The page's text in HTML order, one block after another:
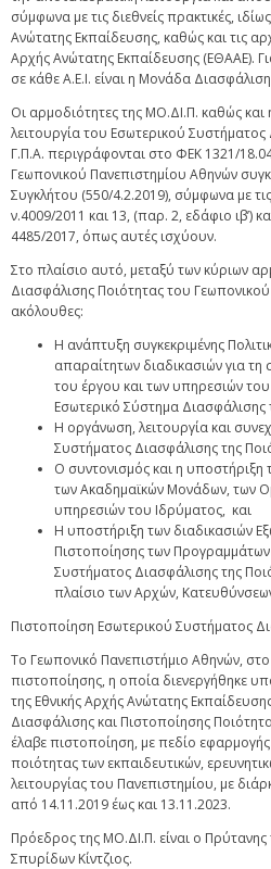
σύμφωνα με τις διεθνείς πρακτικές,
Ανώτατης Εκπαίδευσης, καθώς και τις
Αρχής Ανώτατης Εκπαίδευσης (ΕΘΑΑΕ).
σε κάθε Α.Ε.Ι. είναι η Μονάδα
Οι αρμοδιότητες της ΜΟ.ΔΙ.Π. καθώς
λειτουργία του Εσωτερικού
Γ.Π.Α. περιγράφονται στο ΦΕΚ 1321/
Γεωπονικού Πανεπιστημίου Αθηνών
Συγκλήτου (550/4.2.2019), σύμφωνα με
ν.4009/2011 και 13, (παρ. 2, εδάφιο ιβ’)
4485/2017, όπως αυτές ισχύουν.
Στο πλαίσιο αυτό, μεταξύ των κύριων
Διασφάλισης Ποιότητας του
ακόλουθες:
Η ανάπτυξη συγκεκριμένης
απαραίτητων διαδικασιών για τη
του έργου και των υπηρεσιών
Εσωτερικό Σύστημα Διασφάλισης
Η οργάνωση, λειτουργία και
Συστήματος Διασφάλισης της
Ο συντονισμός και η υποστήριξη
των Ακαδημαϊκών Μονάδων, των
υπηρεσιών του Ιδρύματος, και
Η υποστήριξη των διαδικασιών
Πιστοποίησης των
Συστήματος Διασφάλισης της
πλαίσιο των Αρχών,
Πιστοποίηση Εσωτερικού Συστήματος
Το Γεωπονικό Πανεπιστήμιο Αθηνών,
πιστοποίησης, η οποία διενεργήθηκε
της Εθνικής Αρχής Ανώτατης
Διασφάλισης και Πιστοποίησης
έλαβε πιστοποίηση, με πεδίο
ποιότητας των εκπαιδευτικών,
λειτουργίας του Πανεπιστημίου, με
από 14.11.2019 έως και 13.11.2023.
Πρόεδρος της ΜΟ.ΔΙ.Π. είναι ο Πρύτανης
Σπυρίδων Κίντζιος.